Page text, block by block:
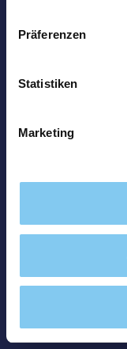
Präferenzen
Statistiken
Marketing